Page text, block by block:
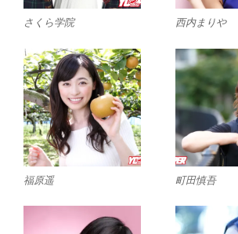
さくら学院 西内まりや
福原遥 町田慎吾